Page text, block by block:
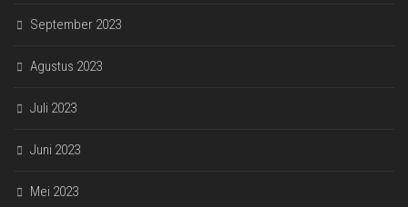
September 2023
Agustus 2023
Juli 2023
Juni 2023
Mei 2023